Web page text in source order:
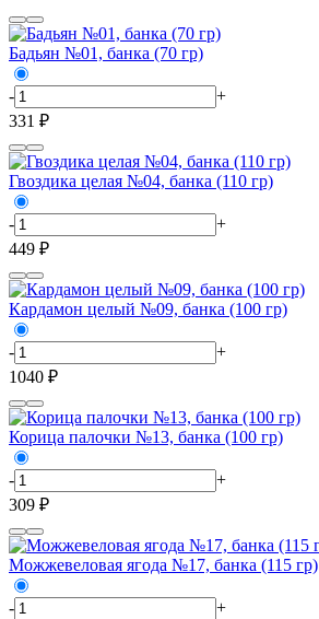
Бадьян №01, банка (70 гр)
-
+
331 ₽
Гвоздика целая №04, банка (110 гр)
-
+
449 ₽
Кардамон целый №09, банка (100 гр)
-
+
1040 ₽
Корица палочки №13, банка (100 гр)
-
+
309 ₽
Можжевеловая ягода №17, банка (115 гр)
- +